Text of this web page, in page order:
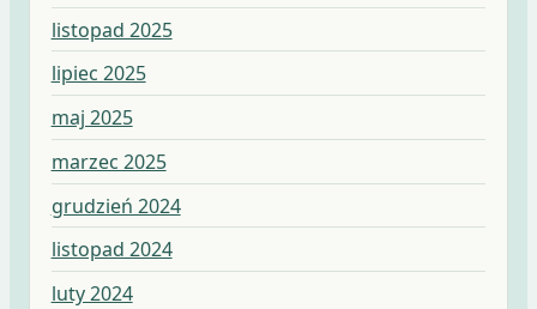
listopad 2025
lipiec 2025
maj 2025
marzec 2025
grudzień 2024
listopad 2024
luty 2024